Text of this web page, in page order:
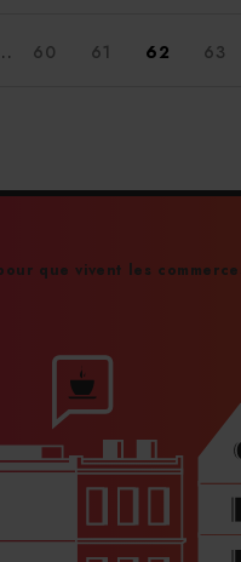
60 61 62 63
que vivent les